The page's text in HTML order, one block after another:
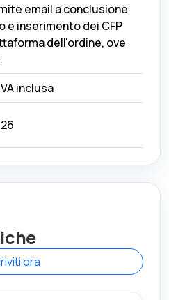
email a conclusione
e inserimento dei CFP
dell'ordine, ove
inclusa
ora